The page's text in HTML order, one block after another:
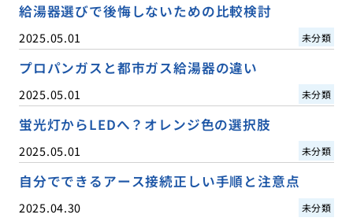
給湯器選びで後悔しないための比較検討
2025.05.01 未分類
プロパンガスと都市ガス給湯器の違い
2025.05.01 未分類
蛍光灯からLEDへ？オレンジ色の選択肢
2025.05.01 未分類
自分でできるアース接続正しい手順と注意点
2025.04.30 未分類